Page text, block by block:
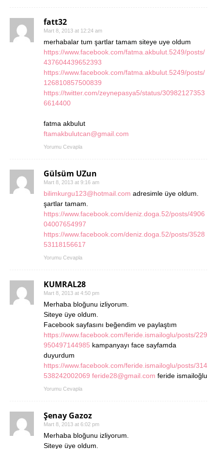
fatt32
Mart 8, 2013 at 12:24 am
merhabalar tum şartlar tamam siteye uye oldum
https://www.facebook.com/fatma.akbulut.5249/posts/
437604439652393
https://www.facebook.com/fatma.akbulut.5249/posts/
126810857500839
https://twitter.com/zeynepasya5/status/30982127353
6614400
fatma akbulut
ftamakbulutcan@gmail.com
Yorumu Cevapla
Gülsüm UZun
Mart 8, 2013 at 9:16 am
bilimkurgu123@hotmail.com adresimle üye oldum.
şartlar tamam.
https://www.facebook.com/deniz.doga.52/posts/4906
04007654997
https://www.facebook.com/deniz.doga.52/posts/3528
53118156617
Yorumu Cevapla
KUMRAL28
Mart 8, 2013 at 4:50 pm
Merhaba bloğunu izliyorum.
Siteye üye oldum.
Facebook sayfasını beğendim ve paylaştım
https://www.facebook.com/feride.ismailoglu/posts/229
950497144985 kampanyayı face sayfamda
duyurdum
https://www.facebook.com/feride.ismailoglu/posts/314
538242002069 feride28@gmail.com feride ismailoğlu
Yorumu Cevapla
Şenay Gazoz
Mart 8, 2013 at 6:02 pm
Merhaba bloğunu izliyorum.
Siteye üye oldum.